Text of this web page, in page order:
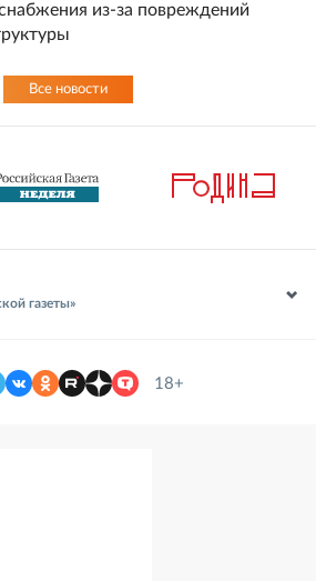
из-за повреждений
Все новости
газеты»
18+